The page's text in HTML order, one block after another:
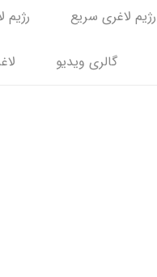
رژیم لاغری سریع رژیم
گالری ویدیو